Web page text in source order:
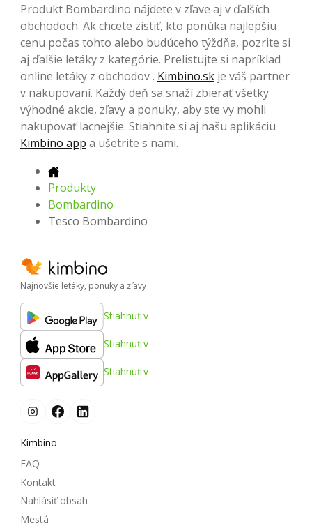
Produkt Bombardino nájdete v zľave aj v ďalších
obchodoch. Ak chcete zistiť, kto ponúka najlepšiu
cenu počas tohto alebo budúceho týždňa, pozrite si
aj ďalšie letáky z kategórie. Prelistujte si napríklad
online letáky z obchodov . Kimbino.sk je váš partner
v nakupovaní. Každý deň sa snaží zbierať všetky
výhodné akcie, zľavy a ponuky, aby ste vy mohli
nakupovať lacnejšie. Stiahnite si aj našu aplikáciu
Kimbino app a ušetrite s nami.
Produkty
Bombardino
Tesco Bombardino
Najnovšie letáky, ponuky a zľavy
Stiahnuť v
Stiahnuť v
Stiahnuť v
Kimbino
FAQ
Kontakt
Nahlásiť obsah
Mestá